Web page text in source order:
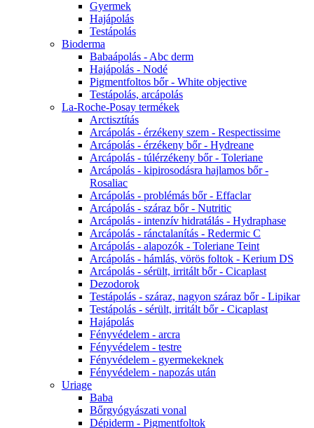
Gyermek
Hajápolás
Testápolás
Bioderma
Babaápolás - Abc derm
Hajápolás - Nodé
Pigmentfoltos bőr - White objective
Testápolás, arcápolás
La-Roche-Posay termékek
Arctisztítás
Arcápolás - érzékeny szem - Respectissime
Arcápolás - érzékeny bőr - Hydreane
Arcápolás - túlérzékeny bőr - Toleriane
Arcápolás - kipirosodásra hajlamos bőr -
Rosaliac
Arcápolás - problémás bőr - Effaclar
Arcápolás - száraz bőr - Nutritic
Arcápolás - intenzív hidratálás - Hydraphase
Arcápolás - ránctalanítás - Redermic C
Arcápolás - alapozók - Toleriane Teint
Arcápolás - hámlás, vörös foltok - Kerium DS
Arcápolás - sérült, irritált bőr - Cicaplast
Dezodorok
Testápolás - száraz, nagyon száraz bőr - Lipikar
Testápolás - sérült, irritált bőr - Cicaplast
Hajápolás
Fényvédelem - arcra
Fényvédelem - testre
Fényvédelem - gyermekeknek
Fényvédelem - napozás után
Uriage
Baba
Bőrgyógyászati vonal
Dépiderm - Pigmentfoltok